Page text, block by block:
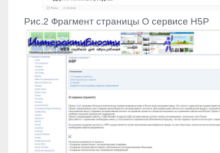
Рис.2 Фрагмент страницы О сервисе H5P